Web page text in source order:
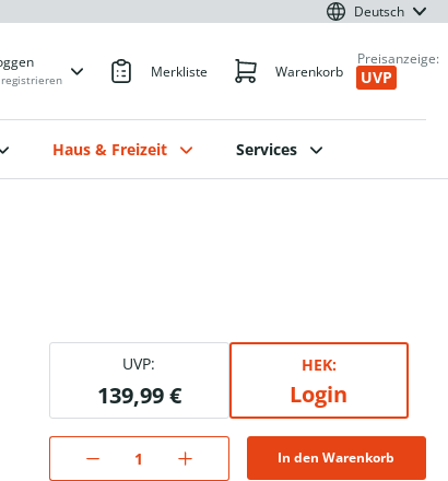
Deutsch
Merkliste Warenkorb
Preisanzeige:
UVP
Haus & Freizeit Services
UVP:
139,99 €
HEK:
Login
In den Warenkorb